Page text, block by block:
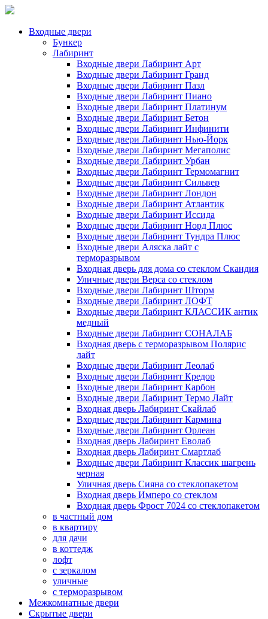
Входные двери
Бункер
Лабиринт
Входные двери Лабиринт Арт
Входные двери Лабиринт Гранд
Входные двери Лабиринт Пазл
Входные двери Лабиринт Пиано
Входные двери Лабиринт Платинум
Входные двери Лабиринт Бетон
Входные двери Лабиринт Инфинити
Входные двери Лабиринт Нью-Йорк
Входные двери Лабиринт Мегаполис
Входные двери Лабиринт Урбан
Входные двери Лабиринт Термомагнит
Входные двери Лабиринт Сильвер
Входные двери Лабиринт Лондон
Входные двери Лабиринт Атлантик
Входные двери Лабиринт Иссида
Входные двери Лабиринт Норд Плюс
Входные двери Лабиринт Тундра Плюс
Входные двери Аляска лайт с
терморазрывом
Входная дверь для дома со стеклом Скандия
Уличные двери Верса со стеклом
Входные двери Лабиринт Шторм
Входные двери Лабиринт ЛОФТ
Входные двери Лабиринт КЛАССИК антик
медный
Входные двери Лабиринт СОНАЛАБ
Входная дверь с терморазрывом Полярис
лайт
Входные двери Лабиринт Леолаб
Входные двери Лабиринт Кредор
Входные двери Лабиринт Карбон
Входные двери Лабиринт Термо Лайт
Входная дверь Лабиринт Скайлаб
Входные двери Лабиринт Кармина
Входные двери Лабиринт Орлеан
Входная дверь Лабиринт Еволаб
Входная дверь Лабиринт Смартлаб
Входные двери Лабиринт Классик шагрень
черная
Уличная дверь Сияна со стеклопакетом
Входная дверь Имперо со стеклом
Входная дверь Фрост 7024 со стеклопакетом
в частный дом
в квартиру
для дачи
в коттедж
лофт
с зеркалом
уличные
с терморазрывом
Межкомнатные двери
Скрытые двери